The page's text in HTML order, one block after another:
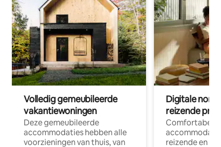
Volledig gemeubileerde
vakantiewoningen
Deze gemeubileerde
accommodaties hebben alle
voorzieningen van thuis, van
Digitale
reizende
Comfortabele
reizende en